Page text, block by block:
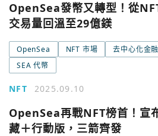
OpenSea發幣又轉型！從
交易量回溫至29億鎂
OpenSea NFT 市場 去中心化金融
SEA 代幣
NFT 2025.09.10
OpenSea再戰NFT榜首！宣
藏＋行動版，三箭齊發